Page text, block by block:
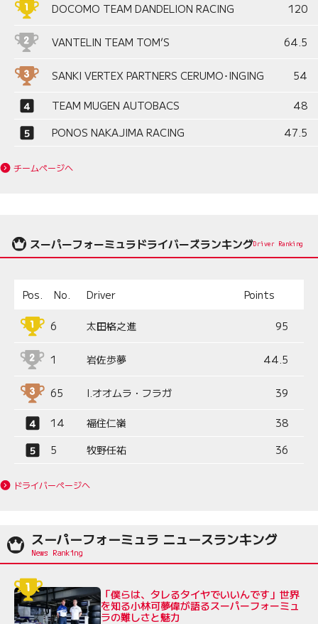
DOCOMO TEAM DANDELION RACING 120
VANTELIN TEAM TOM’S 64.5
SANKI VERTEX PARTNERS CERUMO･INGING 54
TEAM MUGEN AUTOBACS
48
PONOS NAKAJIMA RACING
47.5
チームページへ
スーパーフォーミュラドライバーズランキングDriver Ranking
Pos. No. Driver Points
6 太田格之進 95
1 岩佐歩夢 44.5
65 I.オオムラ・フラガ 39
14 福住仁嶺
38
5
牧野任祐 36
ドライバーページへ
スーパーフォーミュラ ニュースランキング
「僕らは、タレるタイヤでいいんです」世界
を知る小林可夢偉が語るスーパーフォーミュ
ラの難しさと魅力